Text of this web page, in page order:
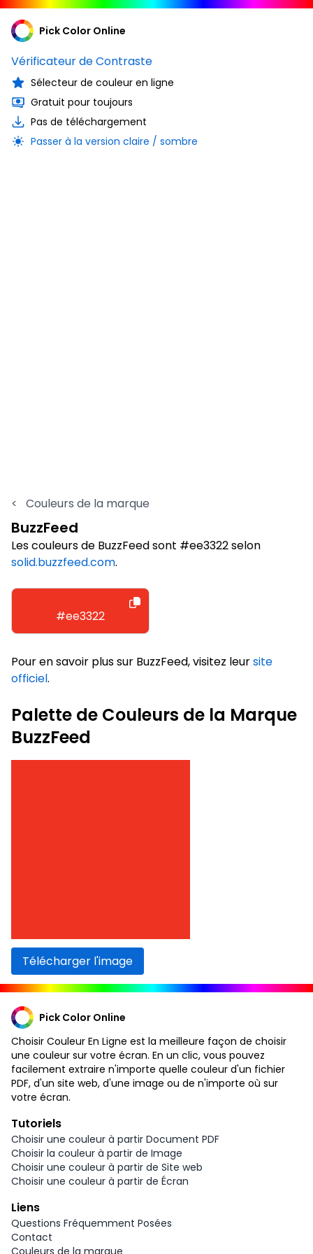
Pick Color Online
Vérificateur de Contraste
Sélecteur de couleur en ligne
Gratuit pour toujours
Pas de téléchargement
Passer à la version claire / sombre
< Couleurs de la marque
BuzzFeed
Les couleurs de BuzzFeed sont #ee3322 selon
solid.buzzfeed.com.
#ee3322
Pour en savoir plus sur BuzzFeed, visitez leursite
officiel.
Palette de Couleurs de la Marque
BuzzFeed
Télécharger l'image
Pick Color Online
Choisir Couleur En Ligne est la meilleure façon de choisir
une couleur sur votre écran. En un clic, vous pouvez
facilement extraire n'importe quelle couleur d'un fichier
PDF, d'un site web, d'une image ou de n'importe où sur
votre écran.
Tutoriels
Choisir une couleur à partir Document PDF
Choisir la couleur à partir de Image
Choisir une couleur à partir de Site web
Choisir une couleur à partir de Écran
Liens
Questions Fréquemment Posées
Contact
Couleurs de la marque